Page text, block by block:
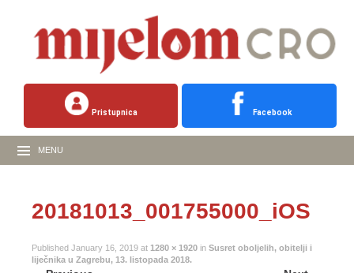
Pristupnica Facebook
MENU
20181013_001755000_iOS
Published January 16, 2019 at 1280 × 1920 in Susret oboljelih, obitelji i
liječnika u Zagrebu, 13. listopada 2018.